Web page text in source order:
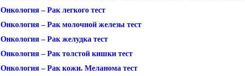
Онкология – Рак легкого тест
Онкология – Рак молочной железы тест
Онкология – Рак желудка тест
Онкология – Рак толстой кишки тест
Онкология – Рак кожи. Меланома тест